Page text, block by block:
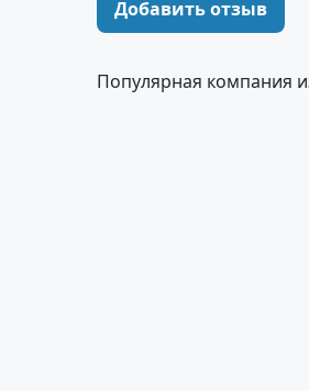
Добавить отзыв
Популярная компания